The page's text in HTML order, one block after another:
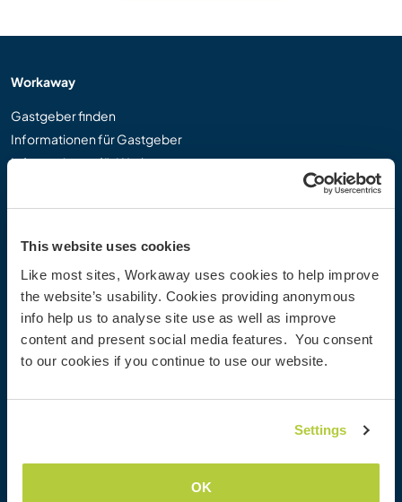
This website uses cookies
Like most sites, Workaway uses cookies to help improve
the website’s usability. Cookies providing anonymous
info help us to analyse site use as well as improve
content and present social media features. You consent
to our cookies if you continue to use our website.
Settings
OK
Workaway
Gastgeber finden
Informationen für Gastgeber
Informationen für Workawayer
Als Host registrieren
Rabatte und Partner
Workaway Blog
Workaway Fotogalerie